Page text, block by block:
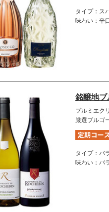
タイプ：ス
味わい：辛
銘醸地ブ
プルミエク
厳選ブルゴ
タイプ：バ
味わい：バ